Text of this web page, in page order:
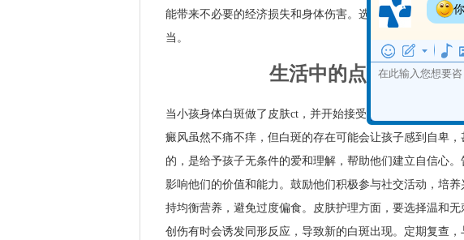
能带来不必要的经济损失和身体伤害。选择有资质、有经
当。
生活中的点滴关怀：
当小孩身体白斑做了皮肤ct，并开始接受治疗后，日常生
癜风虽然不痛不痒，但白斑的存在可能会让孩子感到自卑
的，是给予孩子无条件的爱和理解，帮助他们建立自信心
影响他们的价值和能力。鼓励他们积极参与社交活动，培
持均衡营养，避免过度偏食。皮肤护理方面，要选择温和
创伤有时会诱发同形反应，导致新的白斑出现。定期复查
出现